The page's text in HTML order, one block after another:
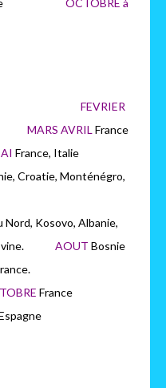
OCTOBRE à
FEVRIER
MARS AVRIL France
France, Italie
Croatie, Monténégro,
Bulgarie
Nord, Kosovo, Albanie,
AOUT Bosnie
Italie, France.
France
Espagne